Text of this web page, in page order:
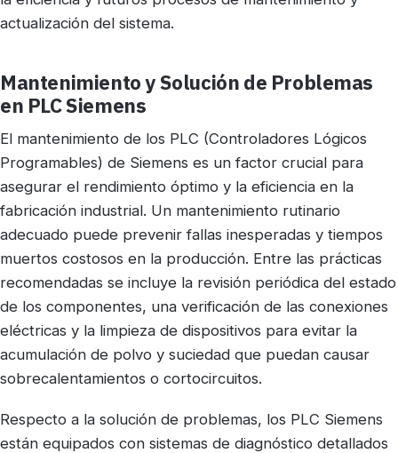
actualización del sistema.
Mantenimiento y Solución de Problemas
en PLC Siemens
El mantenimiento de los PLC (Controladores Lógicos
Programables) de Siemens es un factor crucial para
asegurar el rendimiento óptimo y la eficiencia en la
fabricación industrial. Un mantenimiento rutinario
adecuado puede prevenir fallas inesperadas y tiempos
muertos costosos en la producción. Entre las prácticas
recomendadas se incluye la revisión periódica del estado
de los componentes, una verificación de las conexiones
eléctricas y la limpieza de dispositivos para evitar la
acumulación de polvo y suciedad que puedan causar
sobrecalentamientos o cortocircuitos.
Respecto a la solución de problemas, los PLC Siemens
están equipados con sistemas de diagnóstico detallados